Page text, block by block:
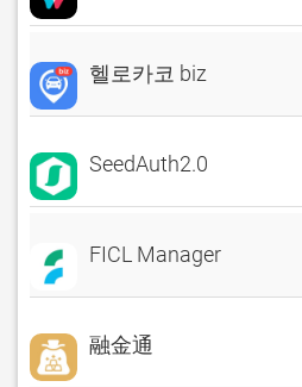
헬로카코 biz
SeedAuth2.0
FICL Manager
融金通